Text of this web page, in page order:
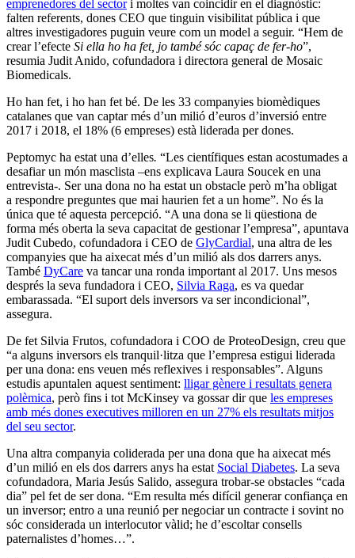
emprenedores del sectori moltes van coincidir en el diagnòstic:
falten referents, dones CEO que tinguin visibilitat pública i que
altres investigadores puguin veure com un model a seguir. “Hem de
crear l’efecte Si ella ho ha fet, jo també sóc capaç de fer-ho”,
resumia Judit Anido, cofundadora i directora general de Mosaic
Biomedicals.
Ho han fet, i ho han fet bé. De les 33 companyies biomèdiques
catalanes que van captar més d’un milió d’euros d’inversió entre
2017 i 2018, el 18% (6 empreses) està liderada per dones.
Peptomyc ha estat una d’elles. “Les científiques estan acostumades a
desafiar un món masclista –ens explicava Laura Soucek en una
entrevista-. Ser una dona no ha estat un obstacle però m’ha obligat
a respondre preguntes que mai haurien fet a un home”. No és la
única que té aquesta percepció. “A una dona se li qüestiona de
forma més oberta la seva capacitat de gestionar l’empresa”, apuntava
Judit Cubedo, cofundadora i CEO de GlyCardial, una altra de les
companyies que ha aixecat més d’un milió als dos darrers anys.
També DyCare va tancar una ronda important al 2017. Uns mesos
després la seva fundadora i CEO, Silvia Raga, es va quedar
embarassada. “El suport dels inversors va ser incondicional”,
assegura.
De fet Silvia Frutos, cofundadora i COO de ProteoDesign, creu que
“a alguns inversors els tranquil·litza que l’empresa estigui liderada
per una dona: ens veuen més reflexives i responsables”. Alguns
estudis apuntalen aquest sentiment: lligar gènere i resultats genera
polèmica, però fins i tot McKinsey va gossar dir que les empreses
amb més dones executives milloren en un 27% els resultats mitjos
del seu sector.
Una altra companyia coliderada per una dona que ha aixecat més
d’un milió en els dos darrers anys ha estat Social Diabetes. La seva
cofundadora, Maria Jesús Salido, assegura trobar-se obstacles “cada
dia” pel fet de ser dona. “Em resulta més difícil generar confiança en
un inversor; entro a una reunió per negociar un contracte i sovint no
sóc considerada un interlocutor vàlid; he d’escoltar consells
paternalistes d’homes…”.